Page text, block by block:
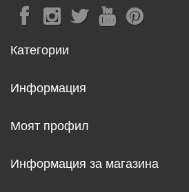
Категории
Информация
Моят профил
Информация за магазина